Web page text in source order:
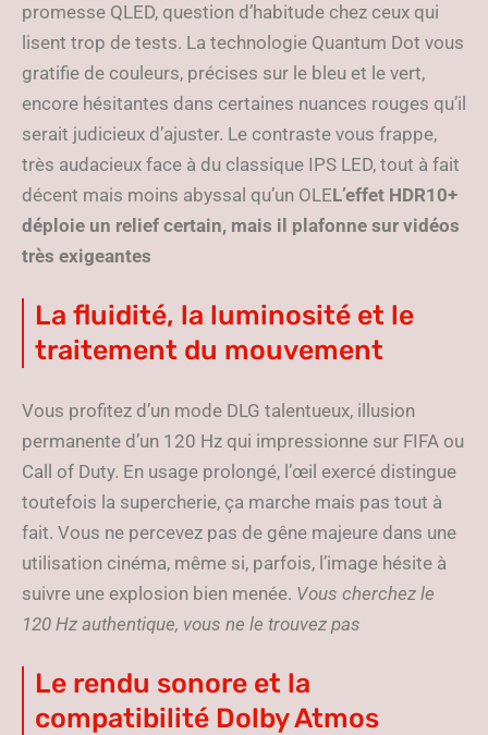
promesse QLED, question d’habitude chez ceux qui
lisent trop de tests. La technologie Quantum Dot vous
gratifie de couleurs, précises sur le bleu et le vert,
encore hésitantes dans certaines nuances rouges qu’il
serait judicieux d’ajuster. Le contraste vous frappe,
très audacieux face à du classique IPS LED, tout à fait
décent mais moins abyssal qu’un OLEL’effet HDR10+
déploie un relief certain, mais il plafonne sur vidéos
très exigeantes
La fluidité, la luminosité et le
traitement du mouvement
Vous profitez d’un mode DLG talentueux, illusion
permanente d’un 120 Hz qui impressionne sur FIFA ou
Call of Duty. En usage prolongé, l’œil exercé distingue
toutefois la supercherie, ça marche mais pas tout à
fait. Vous ne percevez pas de gêne majeure dans une
utilisation cinéma, même si, parfois, l’image hésite à
suivre une explosion bien menée. Vous cherchez le
120 Hz authentique, vous ne le trouvez pas
Le rendu sonore et la
compatibilité Dolby Atmos